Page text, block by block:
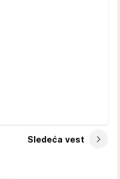
Sledeća vest